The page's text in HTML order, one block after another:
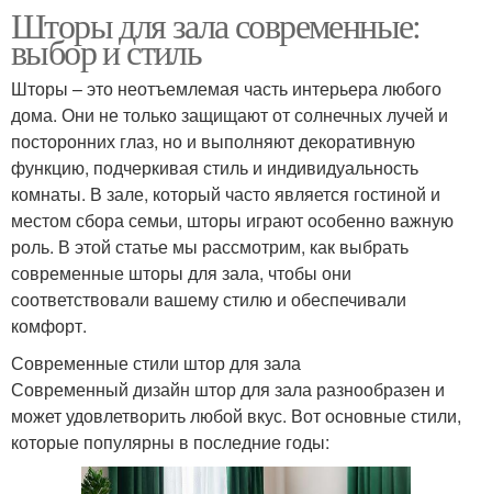
Шторы для зала современные:
выбор и стиль
Шторы – это неотъемлемая часть интерьера любого
дома. Они не только защищают от солнечных лучей и
посторонних глаз, но и выполняют декоративную
функцию, подчеркивая стиль и индивидуальность
комнаты. В зале, который часто является гостиной и
местом сбора семьи, шторы играют особенно важную
роль. В этой статье мы рассмотрим, как выбрать
современные шторы для зала, чтобы они
соответствовали вашему стилю и обеспечивали
комфорт.
Современные стили штор для зала
Современный дизайн штор для зала разнообразен и
может удовлетворить любой вкус. Вот основные стили,
которые популярны в последние годы: